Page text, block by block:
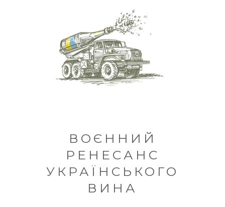
ВОЄННИЙ
РЕНЕСАНС
УКРАЇНСЬКОГО
ВИНА